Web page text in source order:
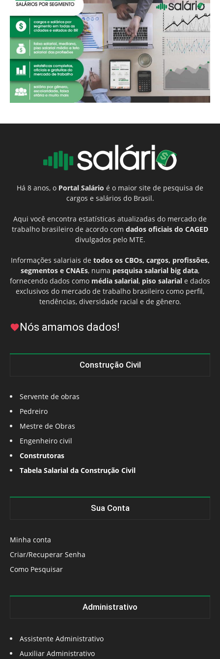
Há 8 anos, o Portal Salário é o maior site de pesquisa de
cargos e salários do Brasil.
Aqui você encontra estatísticas atualizadas do mercado de
trabalho brasileiro de acordo com dados oficiais do CAGED
divulgados pelo MTE.
Informações salariais de todos os CBOs, cargos, profissões,
segmentos e CNAEs, numa pesquisa salarial big data,
fornecendo dados como média salarial, piso salarial e dados
exclusivos do mercado de trabalho brasileiro como perfil,
tendências, diversidade racial e de gênero.
Nós amamos dados!
Construção Civil
Servente de obras
Pedreiro
Mestre de Obras
Engenheiro civil
Construtoras
Tabela Salarial da Construção Civil
Sua Conta
Minha conta
Criar/Recuperar Senha
Como Pesquisar
Administrativo
Assistente Administrativo
Auxiliar Administrativo